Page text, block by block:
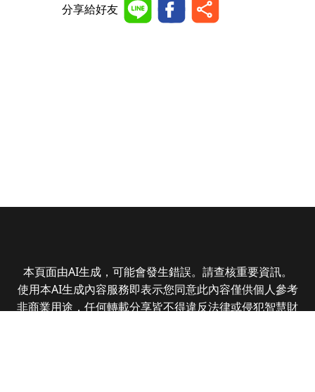
分享給好友
本頁面由AI生成，可能會發生錯誤。請查核重要資訊。
使用本AI生成內容服務即表示您同意此內容僅供個人參考
非商業用途，任何轉載分享皆不得違反法律或侵犯智慧財